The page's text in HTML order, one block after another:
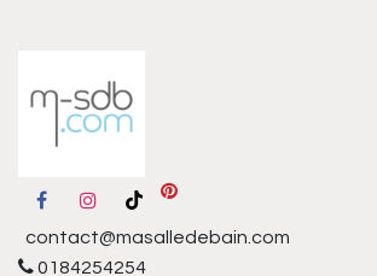
contact@masalledebain.com
0184254254